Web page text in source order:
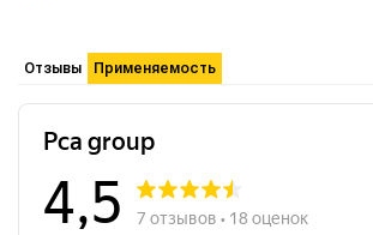
Отзывы Применяемость